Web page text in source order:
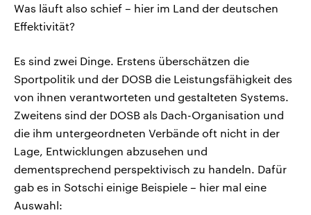
Was läuft also schief – hier im Land der deutschen
Effektivität?
Es sind zwei Dinge. Erstens überschätzen die
Sportpolitik und der DOSB die Leistungsfähigkeit des
von ihnen verantworteten und gestalteten Systems.
Zweitens sind der DOSB als Dach-Organisation und
die ihm untergeordneten Verbände oft nicht in der
Lage, Entwicklungen abzusehen und
dementsprechend perspektivisch zu handeln. Dafür
gab es in Sotschi einige Beispiele – hier mal eine
Auswahl: